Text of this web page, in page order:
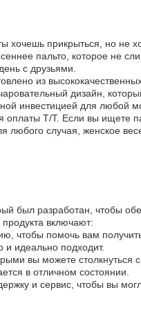
хочешь прикрыться, но не
пальто, которое не
с друзьями.
из
дизайн,
инвестицией для любой
оплаты T/T. Если вы ищете
любого случая, женское
был разработан, чтобы
включают:
чтобы помочь вам
идеально подходит.
вы можете столкнуться
в отличном состоянии.
и сервис, чтобы вы